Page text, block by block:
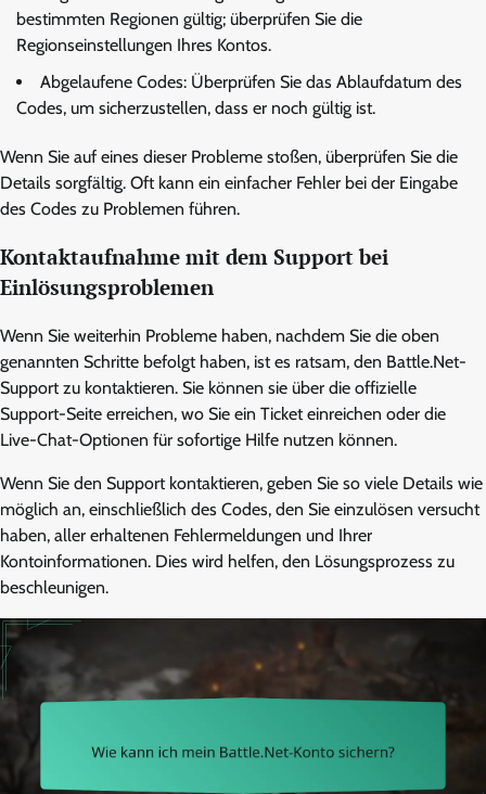
bestimmten Regionen gültig; überprüfen Sie die
Regionseinstellungen Ihres Kontos.
Abgelaufene Codes: Überprüfen Sie das Ablaufdatum des
Codes, um sicherzustellen, dass er noch gültig ist.
Wenn Sie auf eines dieser Probleme stoßen, überprüfen Sie die
Details sorgfältig. Oft kann ein einfacher Fehler bei der Eingabe
des Codes zu Problemen führen.
Kontaktaufnahme mit dem Support bei
Einlösungsproblemen
Wenn Sie weiterhin Probleme haben, nachdem Sie die oben
genannten Schritte befolgt haben, ist es ratsam, den Battle.Net-
Support zu kontaktieren. Sie können sie über die offizielle
Support-Seite erreichen, wo Sie ein Ticket einreichen oder die
Live-Chat-Optionen für sofortige Hilfe nutzen können.
Wenn Sie den Support kontaktieren, geben Sie so viele Details wie
möglich an, einschließlich des Codes, den Sie einzulösen versucht
haben, aller erhaltenen Fehlermeldungen und Ihrer
Kontoinformationen. Dies wird helfen, den Lösungsprozess zu
beschleunigen.